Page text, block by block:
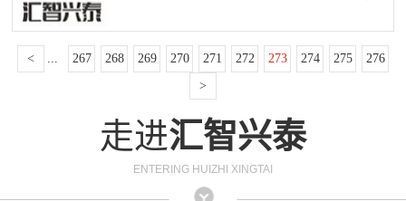
支配权。就支配权的特...
批、申报高新认定、税款免减、司法部门帮扶
等质资、资金项目助推。软著?///归属于版权，
全名是“计算机软件的著作权登记”，主要对公司
计算机程序以及有关文档开展维护。中国版权
保护中心是国家版权局评定的惟一的手机app备
案组织，承担各省...
< ... 267 268 269 270 271 272 273 274 275
276
>
走进汇智兴泰
ENTERING HUIZHI XINGTAI